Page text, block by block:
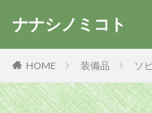
ナナシノミコト
HOME 装備品 ソ